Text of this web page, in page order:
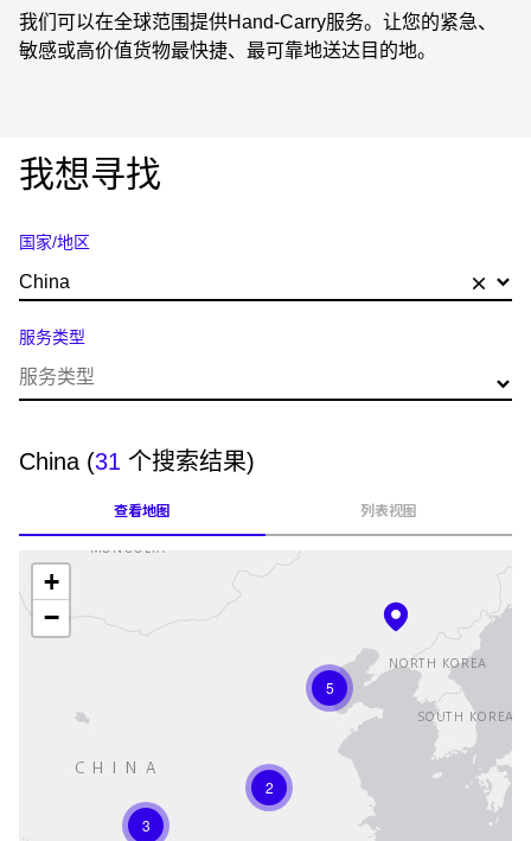
我们可以在全球范围提供Hand-Carry服务。让您的紧急、
敏感或高价值货物最快捷、最可靠地送达目的地。
我想寻找
国家/地区
×
China
服务类型
China (31 个搜索结果)
查看地图 列表视图
2
5
3
+
−